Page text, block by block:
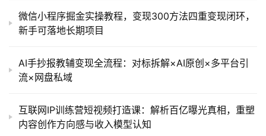
微信小程序掘金实操教程，变现300方法四重变现闭环，
新手可落地长期项目
AI手抄报教辅变现全流程：对标拆解×AI原创×多平台引
流×网盘私域
互联网IP训练营短视频打造课：解析百亿曝光真相，重塑
内容创作方向感与收入模型认知